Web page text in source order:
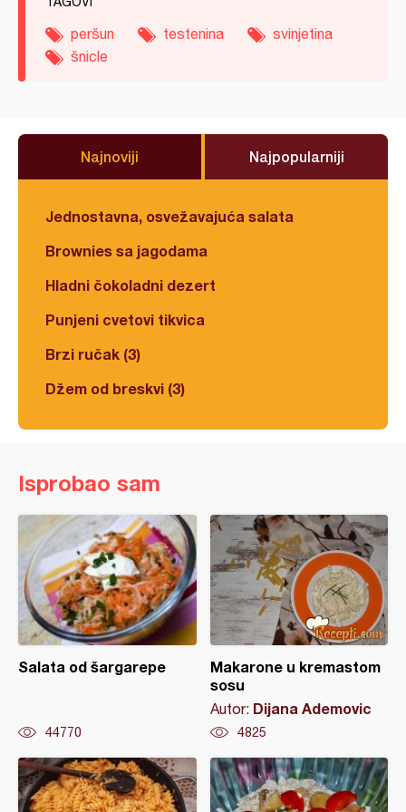
peršun testenina
svinjetina
šnicle
Najnoviji Najpopularniji
Jednostavna, osvežavajuća salata
Brownies sa jagodama
Hladni čokoladni dezert
Punjeni cvetovi tikvica
Brzi ručak (3)
Džem od breskvi (3)
Isprobao sam
Salata od šargarepe
44770
Makarone u kremastom
sosu
Autor: Dijana Ademovic
4825